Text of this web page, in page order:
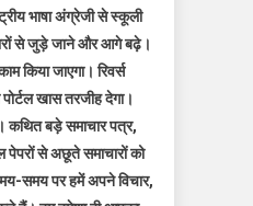
भाषा अंग्रेजी से स्कूली
से जुड़े जाने और आगे बढ़े।
किया जाएगा। रिवर्स
खास तरजीह देगा।
कथित बड़े समाचार पत्र,
से अछूते समाचारों को
समय पर हमें अपने विचार,